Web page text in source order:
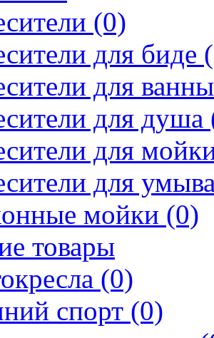
(0)
для биде
для
для душа
для
для
мойки (0)
товары
(0)
спорт (0)